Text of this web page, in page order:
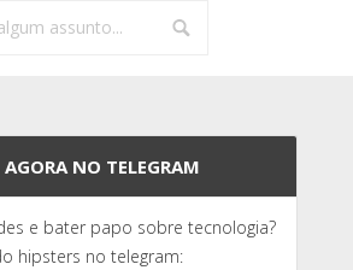
AGORA NO TELEGRAM
e bater papo sobre tecnologia?
hipsters no telegram: